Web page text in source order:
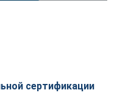
сертификации